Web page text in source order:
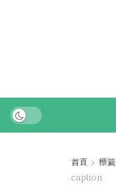
首頁 標籤
caption